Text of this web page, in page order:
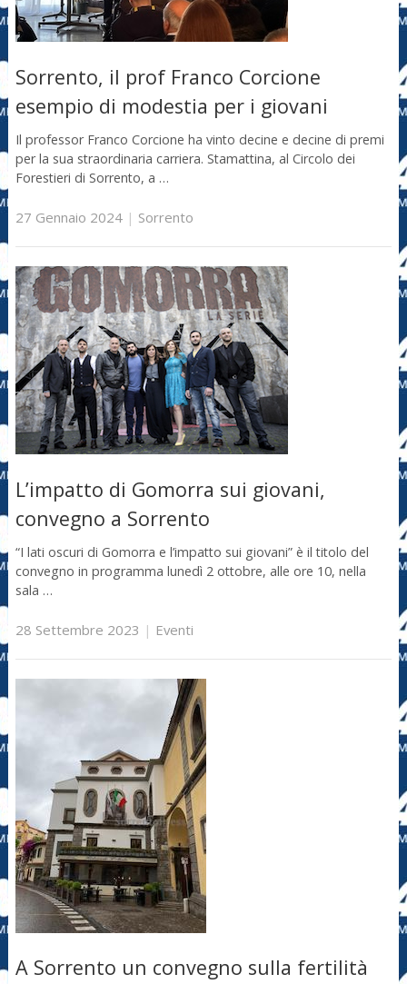
Sorrento, il prof Franco Corcione
esempio di modestia per i giovani
Il professor Franco Corcione ha vinto decine e decine di premi
per la sua straordinaria carriera. Stamattina, al Circolo dei
Forestieri di Sorrento, a …
27 Gennaio 2024| Sorrento
L’impatto di Gomorra sui giovani,
convegno a Sorrento
“I lati oscuri di Gomorra e l’impatto sui giovani” è il titolo del
convegno in programma lunedì 2 ottobre, alle ore 10, nella
sala …
28 Settembre 2023 | Eventi
A Sorrento un convegno sulla fertilità